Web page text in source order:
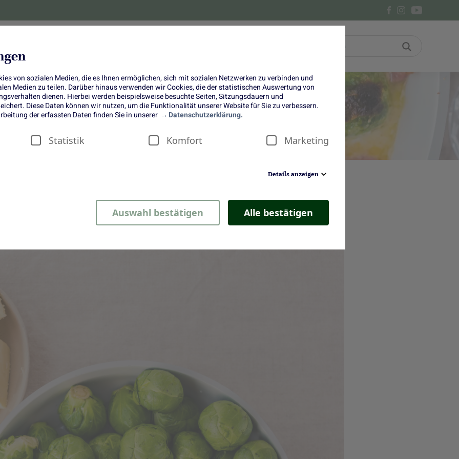
von sozialen Medien, die es Ihnen ermöglichen, sich mit sozialen Netzwerken zu verbinden und
Medien zu teilen. Darüber hinaus verwenden wir Cookies, die der statistischen Auswertung von
dienen. Hierbei werden beispielsweise besuchte Seiten, Sitzungsdauern und
Diese Daten können wir nutzen, um die Funktionalität unserer Website für Sie zu verbessern.
der erfassten Daten finden Sie in unserer
Datenschutzerklärung.
Statistik Komfort Marketing
Details anzeigen
Auswahl bestätigen Alle bestätigen
Cheesy Rosenkohl
haben uns erneut ein Rezept vom Feinsten zusammengestellt und das diesmal mit
scheiden sich bekanntlich ja die Geister. Doch mit diesem superleichten Rezept können wir